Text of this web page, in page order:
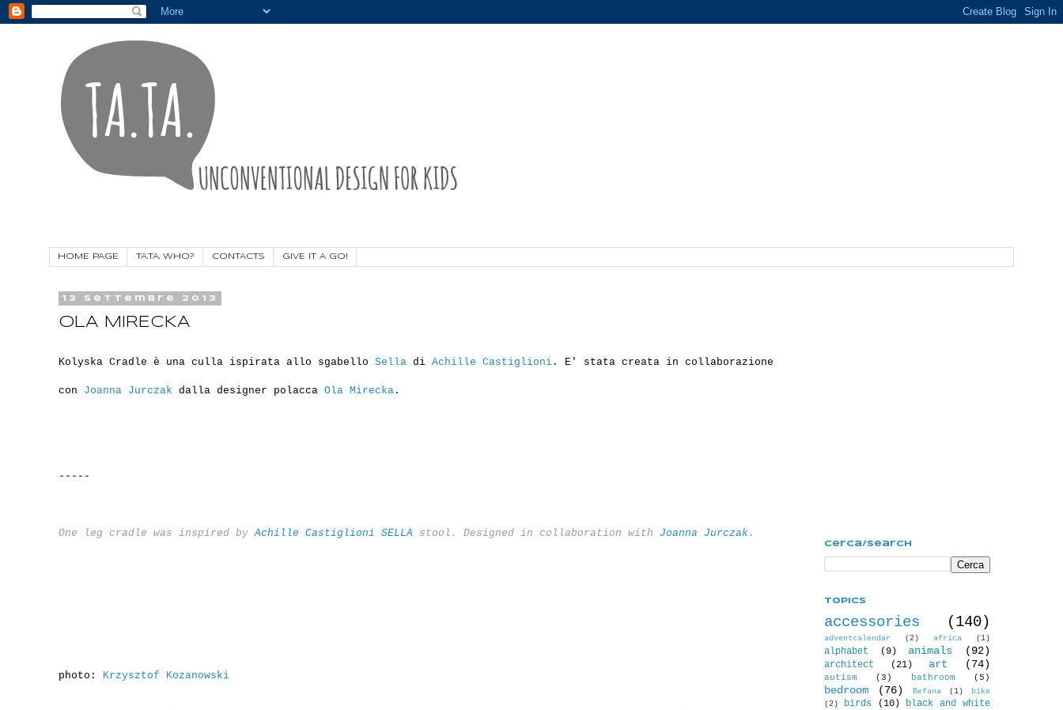
HOME PAGE TA.TA. WHO? CONTACTS GIVE IT A GO!
13 settembre 2013
OLA MIRECKA
Kolyska Cradle è una culla ispirata allo sgabello Sella di Achille Castiglioni . E' stata creata in collaborazione
con Joanna Jurczak dalla designer polacca Ola Mirecka .
-----
One leg cradle was inspired byAchille Castiglioni SELLA stool. Designed in collaboration with Joanna Jurczak.
photo: Krzysztof Kozanowski
Cerca/Search
Topics
accessories (140)
adventcalendar (2) africa (1)
alphabet (9) animals (92)
architect (21) art (74)
autism (3) bathroom (5)
bedroom (76) Befana (1)
bike
(2)
birds (10)
black and white